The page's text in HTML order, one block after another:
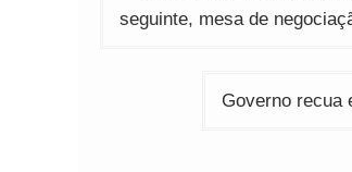
de
seguinte, mesa de
Governo recua